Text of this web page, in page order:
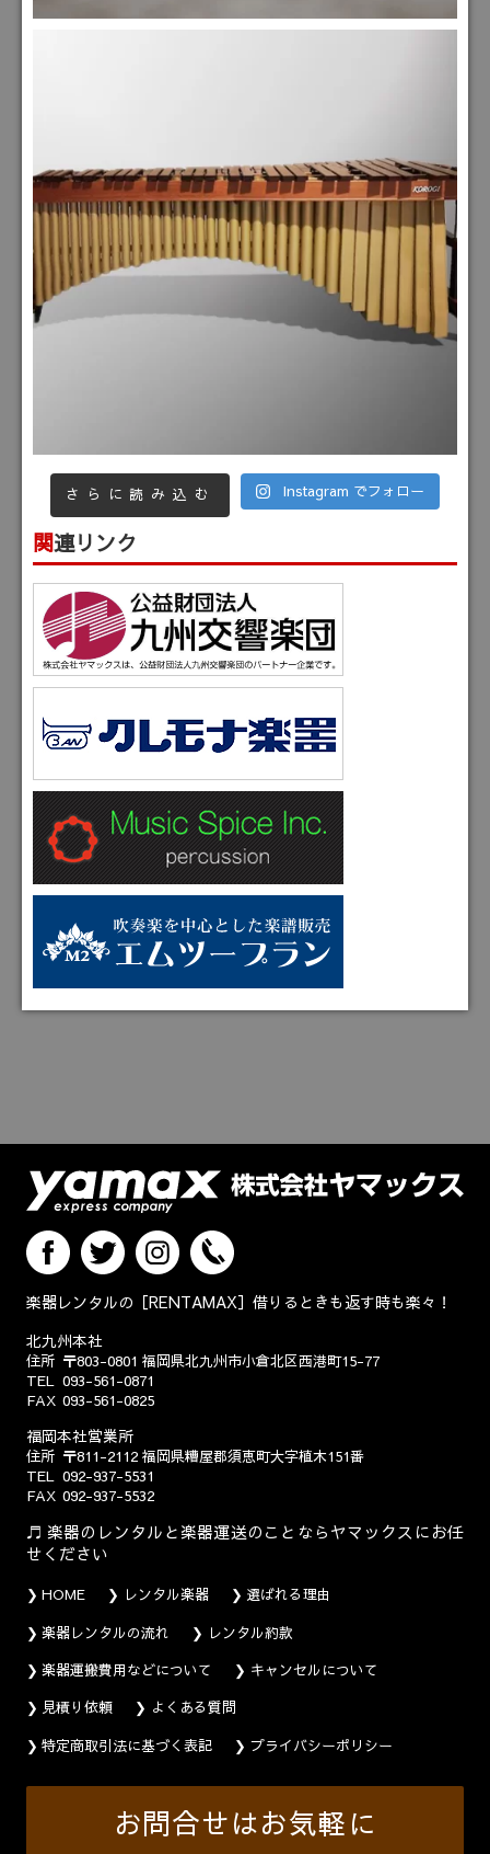
さらに読み込む Instagram でフォロー
関連リンク
楽器レンタルの［RENTAMAX］借りるときも返す時も楽々！
北九州本社
住所 〒803-0801 福岡県北九州市小倉北区西港町15-77
TEL 093-561-0871
FAX 093-561-0825
福岡本社営業所
住所 〒811-2112 福岡県糟屋郡須恵町大字植木151番
TEL 092-937-5531
FAX 092-937-5532
楽器のレンタルと楽器運送のことならヤマックスにお任
せください
HOME レンタル楽器
選ばれる理由
楽器レンタルの流れ
レンタル約款
楽器運搬費用などについて
キャンセルについて
見積り依頼
よくある質問
特定商取引法に基づく表記
プライバシーポリシー
お問合せはお気軽に